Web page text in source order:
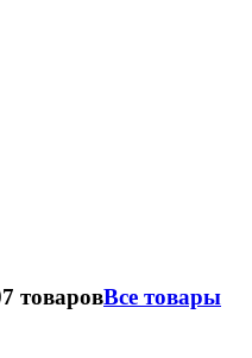
товаровВсе товары